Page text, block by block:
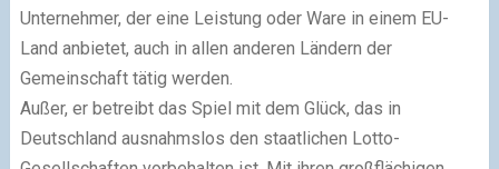
Unternehmer, der eine Leistung oder Ware in einem EU-
Land anbietet, auch in allen anderen Ländern der
Gemeinschaft tätig werden.
Außer, er betreibt das Spiel mit dem Glück, das in
Deutschland ausnahmslos den staatlichen Lotto-